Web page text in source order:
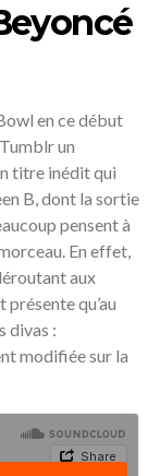
en ce début
un
titre inédit qui
B, dont la sortie
pensent à
En effet,
aux
présente qu’au
divas :
modifiée sur la